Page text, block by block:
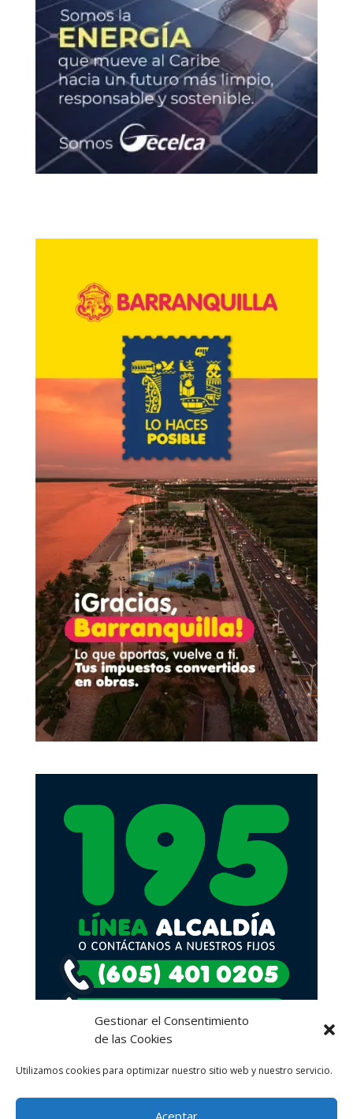
Gestionar el Consentimiento
de las Cookies
Utilizamos cookies para optimizar nuestro sitio web y nuestro servicio.
Aceptar